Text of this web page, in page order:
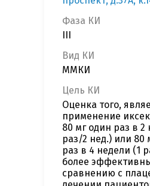
Фаза КИ
Вид КИ
ММКИ
Цель КИ
Оценка того,
применение
80 мг один раз в 2
раз/2 нед.) или 80
раз в 4 недели (1
более
сравнению с